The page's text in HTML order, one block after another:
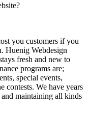
you customers if you
Huenig Webdesign
fresh and new to
programs are;
special events,
contests. We have years
maintaining all kinds